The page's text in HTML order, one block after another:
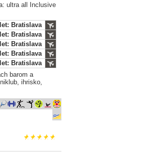
ultra all Inclusive
Bratislava
Bratislava
Bratislava
Bratislava
Bratislava
barom a
ihrisko,